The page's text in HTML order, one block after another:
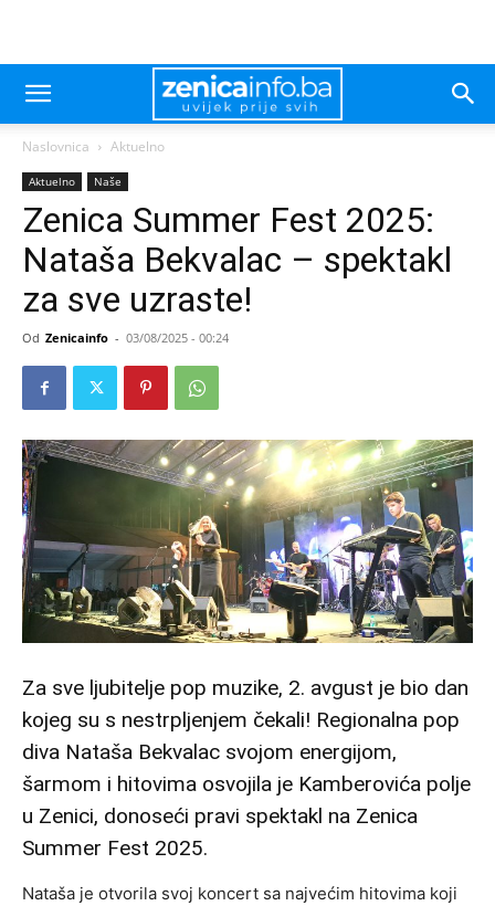
Naslovnica Aktuelno
Aktuelno Naše
Zenica Summer Fest 2025:
Nataša Bekvalac – spektakl
za sve uzraste!
Od Zenicainfo - 03/08/2025 - 00:24
Za sve ljubitelje pop muzike, 2. avgust je bio dan
kojeg su s nestrpljenjem čekali! Regionalna pop
diva Nataša Bekvalac svojom energijom,
šarmom i hitovima osvojila je Kamberovića polje
u Zenici, donoseći pravi spektakl na Zenica
Summer Fest 2025.
Nataša je otvorila svoj koncert sa najvećim hitovima koji